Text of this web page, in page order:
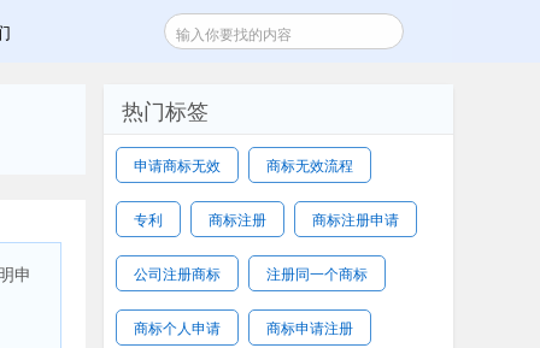
申
热门标签
申请商标无效 商标无效流程
专利 商标注册 商标注册申请
公司注册商标 注册同一个商标
商标个人申请 商标申请注册